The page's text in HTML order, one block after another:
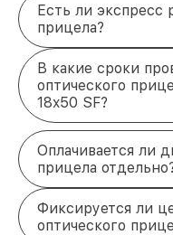
Есть ли экспресс
прицела?
В какие сроки
оптического
18x50 SF?
Оплачивается ли
прицела
Фиксируется ли
оптического